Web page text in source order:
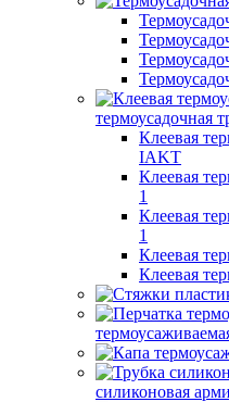
термоусадочная
Клеевая
IAKT
Клеевая
1
Клеевая
1
Клеевая
Клеевая
силиконовая